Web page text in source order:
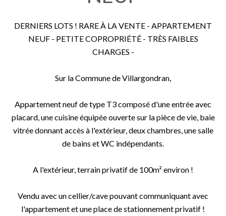
DERNIERS LOTS ! RARE À LA VENTE - APPARTEMENT
NEUF - PETITE COPROPRIÉTÉ - TRÈS FAIBLES
CHARGES -
Sur la Commune de Villargondran,
Appartement neuf de type T3 composé d'une entrée avec
placard, une cuisine équipée ouverte sur la pièce de vie, baie
vitrée donnant accès à l'extérieur, deux chambres, une salle
de bains et WC indépendants.
A l'extérieur, terrain privatif de 100m² environ !
Vendu avec un cellier/cave pouvant communiquant avec
l'appartement et une place de stationnement privatif !